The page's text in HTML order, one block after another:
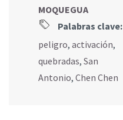
MOQUEGUA
Palabras clave:
peligro, activación,
quebradas, San
Antonio, Chen Chen